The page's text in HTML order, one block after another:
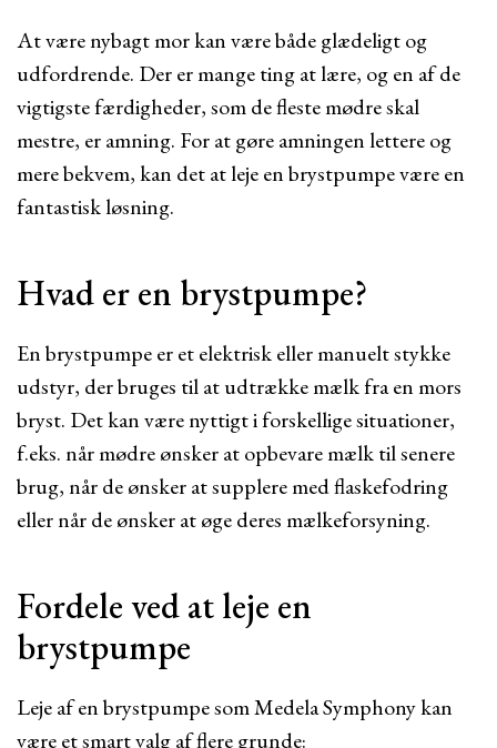
At være nybagt mor kan være både glædeligt og
udfordrende. Der er mange ting at lære, og en af de
vigtigste færdigheder, som de fleste mødre skal
mestre, er amning. For at gøre amningen lettere og
mere bekvem, kan det at leje en brystpumpe være en
fantastisk løsning.
Hvad er en brystpumpe?
En brystpumpe er et elektrisk eller manuelt stykke
udstyr, der bruges til at udtrække mælk fra en mors
bryst. Det kan være nyttigt i forskellige situationer,
f.eks. når mødre ønsker at opbevare mælk til senere
brug, når de ønsker at supplere med flaskefodring
eller når de ønsker at øge deres mælkeforsyning.
Fordele ved at leje en
brystpumpe
Leje af en brystpumpe som Medela Symphony kan
være et smart valg af flere grunde: